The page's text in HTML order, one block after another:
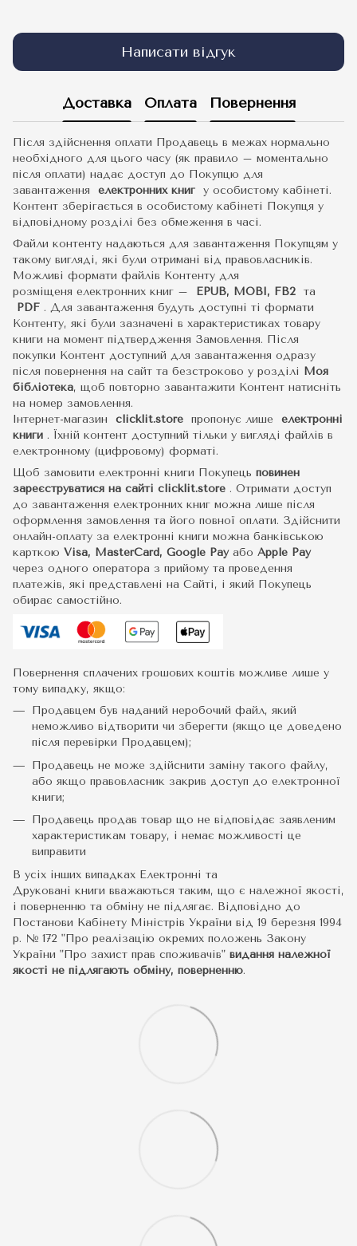
Написати відгук
Доставка Оплата Повернення
Після здійснення оплати Продавець в межах нормально
необхідного для цього часу (як правило – моментально
після оплати) надає доступ до Покупцю для
завантаження електронних книг у особистому кабінеті.
Контент зберігається в особистому кабінеті Покупця у
відповідному розділі без обмеження в часі.
Файли контенту надаються для завантаження Покупцям у
такому вигляді, які були отримані від правовласників.
Можливі формати файлів Контенту для
розміщеня електронних книг –
EPUB, MOBI, FB2 та
PDF . Для завантаження будуть доступні ті формати
Контенту, які були зазначені в характеристиках товару
книги на момент підтвердження Замовлення. Після
покупки Контент доступний для завантаження одразу
після повернення на сайт та безстроково у розділі Моя
бібліотека, щоб повторно завантажити Контент натисніть
на номер замовлення.
Інтернет-магазин clicklit.store пропонує лише електронні
книги . Їхній контент доступний тільки у вигляді файлів в
електронному (цифровому) форматі.
Щоб замовити електронні книги Покупець повинен
зареєструватися на сайті clicklit.store . Отримати доступ
до завантаження електронних книг можна лише після
оформлення замовлення та його повної оплати. Здійснити
онлайн-оплату за електронні книги можна банківською
карткою Visa, MasterCard, Google Pay або Apple Pay
через одного оператора з прийому та проведення
платежів, які представлені на Сайті, і який Покупець
обирає самостійно.
Повернення сплачених грошових коштів можливе лише у
тому випадку, якщо:
Продавцем був наданий неробочий файл, який
неможливо відтворити чи зберегти (якщо це доведено
після перевірки Продавцем);
Продавець не може здійснити заміну такого файлу,
або якщо правовласник закрив доступ до електронної
книги;
Продавець продав товар що не відповідає заявленим
характеристикам товару, і немає можливості це
виправити
В усіх інших випадках Електронні та
Друковані книги вважаються таким, що є належної якості,
і поверненню та обміну не підлягає. Відповідно до
Постанови Кабінету Міністрів України від 19 березня 1994
р. № 172 "Про реалізацію окремих положень Закону
України "Про захист прав споживачів" видання належної
якості не підлягають обміну, поверненню.